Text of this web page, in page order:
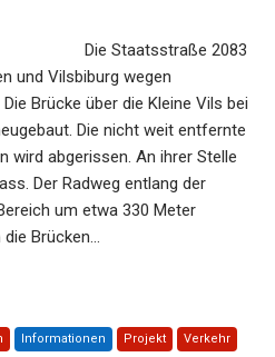
Die Staatsstraße 2083
und Vilsbiburg wegen
Brücke über die Kleine Vils bei
Die nicht weit entfernte
wird abgerissen. An ihrer Stelle
Der Radweg entlang der
um etwa 330 Meter
Brücken…
Informationen Projekt Verkehr